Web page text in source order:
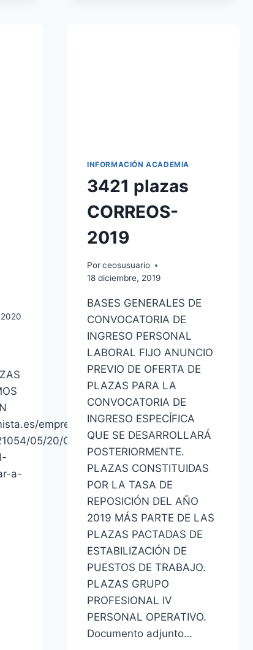
empresas-
05/20/Correos-
a-
INFORMACIÓN ACADEMIA
3421 plazas
CORREOS-
2019
Porceosusuario
18 diciembre, 2019
BASES GENERALES DE
CONVOCATORIA DE
INGRESO PERSONAL
LABORAL FIJO ANUNCIO
PREVIO DE OFERTA DE
PLAZAS PARA LA
CONVOCATORIA DE
INGRESO ESPECÍFICA
QUE SE DESARROLLARÁ
POSTERIORMENTE.
PLAZAS CONSTITUIDAS
POR LA TASA DE
REPOSICIÓN DEL AÑO
2019 MÁS PARTE DE LAS
PLAZAS PACTADAS DE
ESTABILIZACIÓN DE
PUESTOS DE TRABAJO.
PLAZAS GRUPO
PROFESIONAL IV
PERSONAL OPERATIVO.
Documento adjunto…